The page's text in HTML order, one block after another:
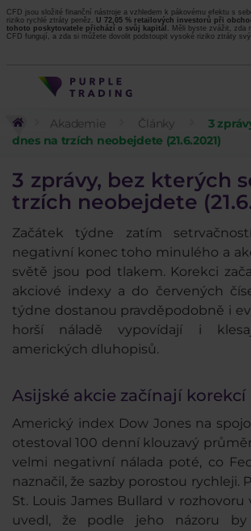
CFD jsou složité finanční nástroje a vzhledem k pákovému efektu s
riziko rychlé ztráty peněz. U 72,05 % retailových investorů při
tohoto poskytovatele přichází o svůj kapitál. Měli byste zvážit, zda
CFD fungují, a zda si můžete dovolit podstoupit vysoké riziko ztráty
Akademie Články
3
dnes na trzích neobejdete (21.6.2021)
3 zprávy, bez kterých
trzích neobejdete
Začátek týdne zatím
negativní konec toho minulého a
světě jsou pod tlakem. Korekci
akciové indexy a do červených
týdne dostanou pravděpodobně i
horší náladě vypovídají i
amerických dluhopisů.
Asijské akcie začínají korekcí
Americký index Dow Jones na
otestoval 100 denní klouzavý
velmi negativní nálada poté, co
naznačil, že sazby porostou rychleji.
St. Louis James Bullard v rozhovoru
uvedl, že podle jeho názoru by